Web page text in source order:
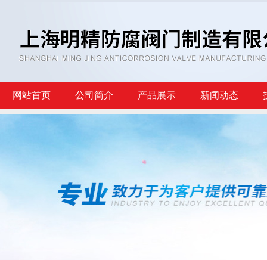
网站首页 公司简介 产品展示 新闻动态